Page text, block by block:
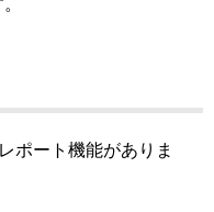
ポート機能がありま